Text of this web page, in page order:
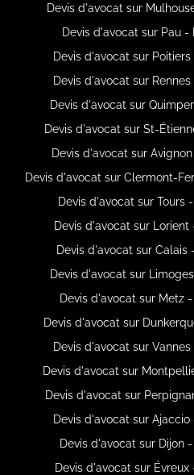
Devis d'avocat sur
Devis d'avocat sur Pau
Devis d'avocat sur
Devis d'avocat sur
Devis d'avocat sur
Devis d'avocat sur St-
Devis d'avocat sur
Devis d'avocat sur Clermont-
Devis d'avocat sur Tours
Devis d'avocat sur
Devis d'avocat sur
Devis d'avocat sur
Devis d'avocat sur Metz
Devis d'avocat sur
Devis d'avocat sur
Devis d'avocat sur
Devis d'avocat sur
Devis d'avocat sur
Devis d'avocat sur Dijon
Devis d'avocat sur